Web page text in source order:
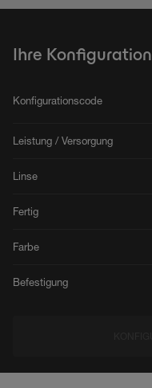
Ihre Konfiguration
Konfigurationscode
Leistung / Versorgung
Linse
Fertig
Farbe
Befestigung